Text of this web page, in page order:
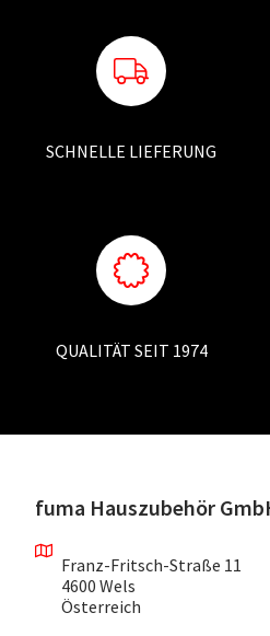
SCHNELLE LIEFERUNG
QUALITÄT SEIT 1974
fuma Hauszubehör
Franz-Fritsch-Straße 11
4600 Wels
Österreich